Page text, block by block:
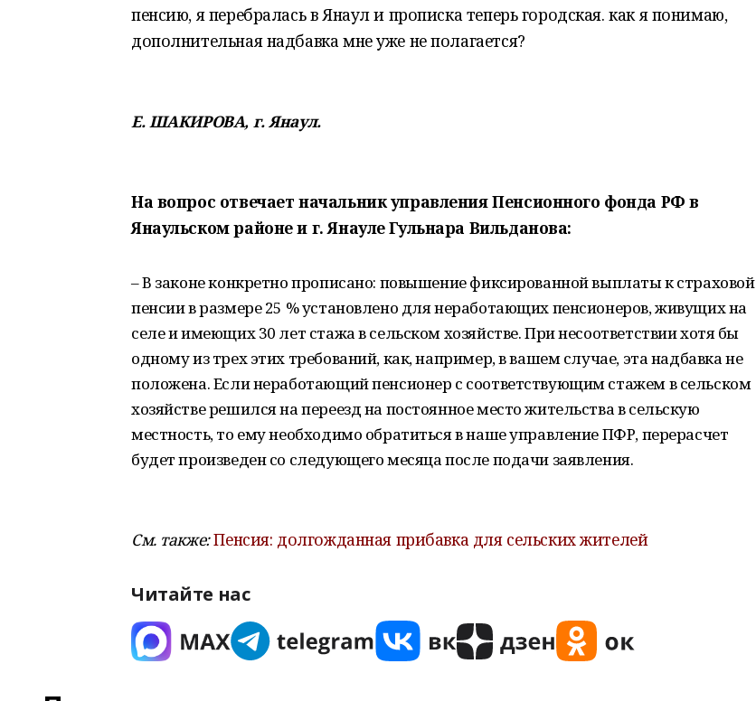
пенсию, я перебралась в Янаул и прописка теперь городская. как я понимаю,
дополнительная надбавка мне уже не полагается?
Е. ШАКИРОВА, г. Янаул.
На вопрос отвечает начальник управления Пенсионного фонда РФ в
Янаульском районе и г. Янауле Гульнара Вильданова:
– В законе конкретно прописано: повышение фиксированной выплаты к страховой
пенсии в размере 25 % установлено для неработающих пенсионеров, живущих на
селе и имеющих 30 лет стажа в сельском хозяйстве. При несоответствии хотя бы
одному из трех этих требований, как, например, в вашем случае, эта надбавка не
положена. Если неработающий пенсионер с соответствующим стажем в сельском
хозяйстве решился на переезд на постоянное место жительства в сельскую
местность, то ему необходимо обратиться в наше управление ПФР, перерасчет
будет произведен со следующего месяца после подачи заявления.
См. также:Пенсия: долгожданная прибавка для сельских жителей
Читайте нас